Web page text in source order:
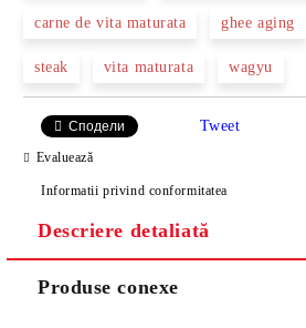
carne de vita maturata ghee aging
steak vita maturata wagyu
Сподели Tweet
Evaluează
Informatii privind conformitatea
Descriere detaliată
Produse conexe